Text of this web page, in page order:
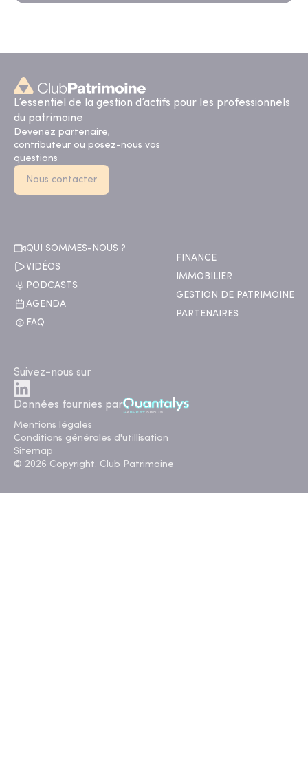
L’essentiel de la gestion d’actifs pour les professionnels
du patrimoine
Devenez partenaire,
contributeur ou posez-nous vos
questions
Nous contacter
QUI SOMMES-NOUS ?
VIDÉOS
PODCASTS
AGENDA
FAQ
FINANCE
IMMOBILIER
GESTION DE PATRIMOINE
PARTENAIRES
Suivez-nous sur
Données fournies par
Mentions légales
Conditions générales d'utillisation
Sitemap
© 2026 Copyright. Club Patrimoine